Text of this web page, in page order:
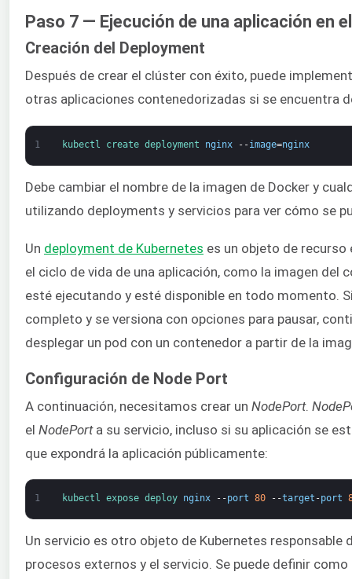
Paso 7 — Ejecución de una aplicación en
Creación del Deployment
Después de crear el clúster con éxito, puede
otras aplicaciones contenedorizadas si se encuentra
1 kubectl create deployment nginx --image=nginx
Debe cambiar el nombre de la imagen de Docker y
utilizando deployments y servicios para ver cómo se
Un deployment de Kubernetes es un objeto de
el ciclo de vida de una aplicación, como la imagen
esté ejecutando y esté disponible en todo momento.
completo y se versiona con opciones para pausar,
desplegar un pod con un contenedor a partir de la
Configuración de Node Port
A continuación, necesitamos crear un NodePort.
el NodePorta su servicio, incluso si su aplicación se
que expondrá la aplicación públicamente:
1 kubectl expose deploy nginx --port 80 --target -port
Un servicio es otro objeto de Kubernetes
procesos externos y el servicio. Se puede definir